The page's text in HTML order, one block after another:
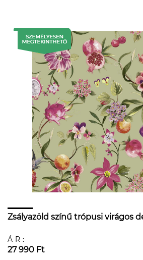
Zsályazöld színű trópusi virágos
ÁR:
27 990 Ft